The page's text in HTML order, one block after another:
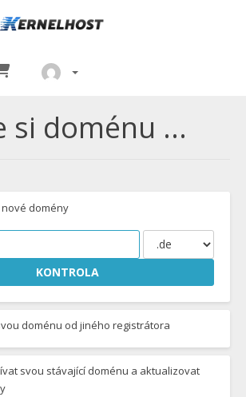
si doménu ...
domény
KONTROLA
doménu od jiného registrátora
svou stávající doménu a aktualizovat